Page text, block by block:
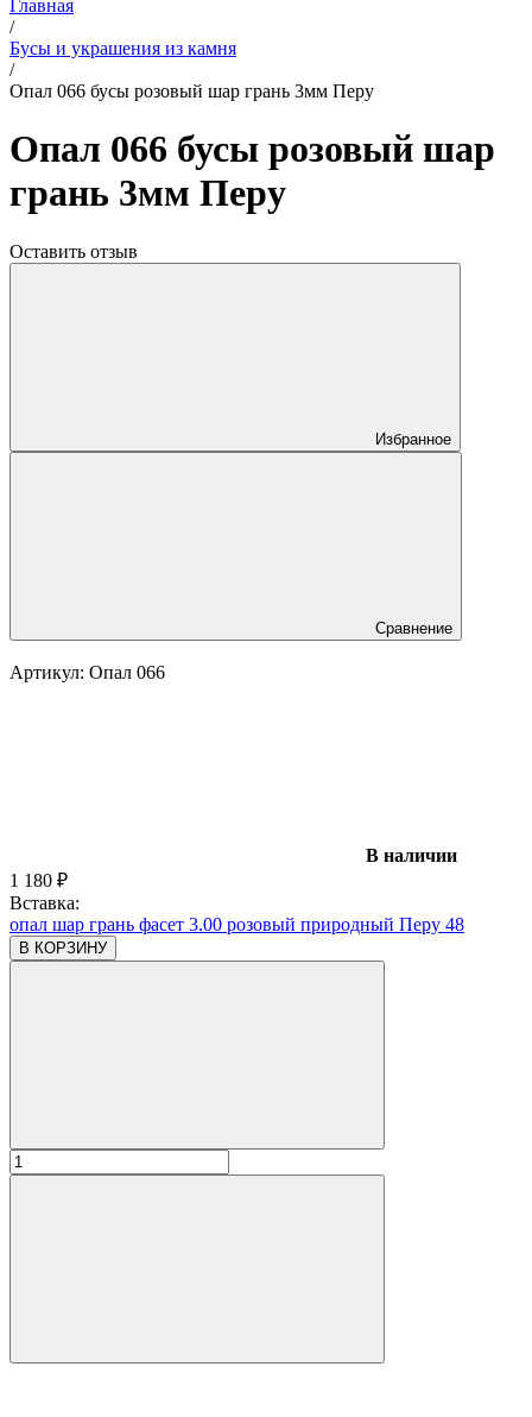
Главная
/
Бусы и украшения из камня
/
Опал 066 бусы розовый шар грань 3мм Перу
Опал 066 бусы розовый шар
грань 3мм Перу
Оставить отзыв
Избранное
Сравнение
Артикул: Опал 066
В наличии
1 180 ₽
Вставка:
опал шар грань фасет 3.00 розовый природный Перу 48
В КОРЗИНУ